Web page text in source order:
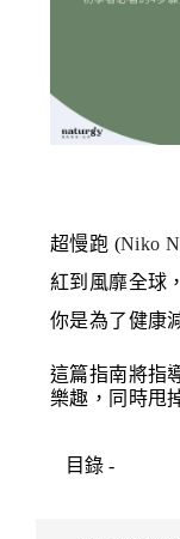
超慢跑 (Niko
紅到風靡全球
你是為了健康
這篇指南將指
樂趣，同時甩
目錄 -